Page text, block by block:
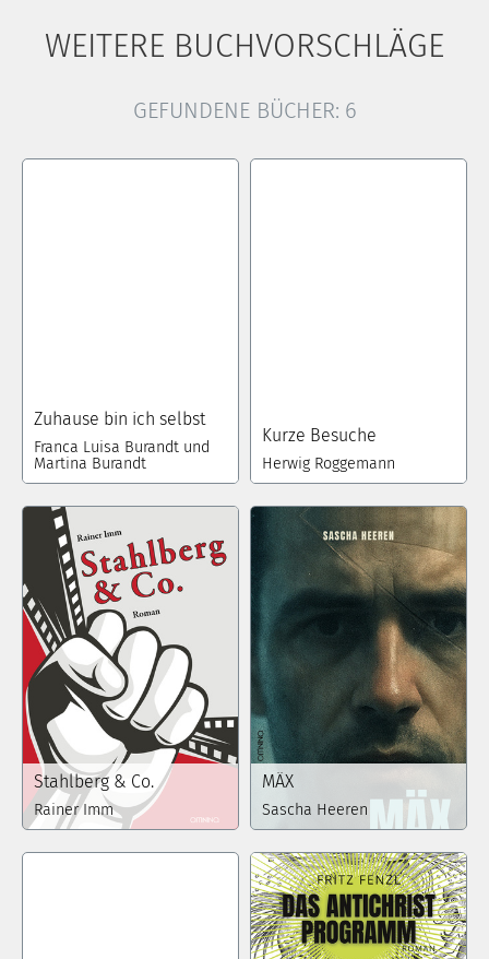
WEITERE BUCHVORSCHLÄGE
GEFUNDENE BÜCHER: 6
Zuhause bin ich selbst
Franca Luisa Burandt und
Martina Burandt
Kurze Besuche
Herwig Roggemann
Stahlberg & Co.
Rainer Imm
MÄX
Sascha Heeren